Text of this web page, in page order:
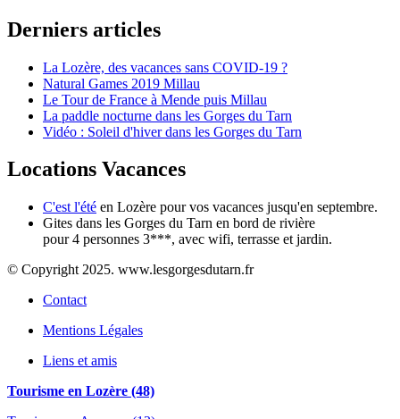
Derniers articles
La Lozère, des vacances sans COVID-19 ?
Natural Games 2019 Millau
Le Tour de France à Mende puis Millau
La paddle nocturne dans les Gorges du Tarn
Vidéo : Soleil d'hiver dans les Gorges du Tarn
Locations Vacances
C'est l'été en Lozère pour vos vacances jusqu'en septembre.
Gites dans les Gorges du Tarn en bord de rivière
pour 4 personnes 3***, avec wifi, terrasse et jardin.
© Copyright 2025. www.lesgorgesdutarn.fr
Contact
Mentions Légales
Liens et amis
Tourisme en Lozère (48)